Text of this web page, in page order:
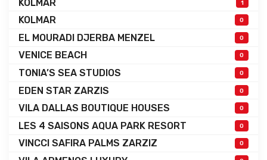
KOLMAR 1
KOLMAR 0
EL MOURADI DJERBA MENZEL 0
VENICE BEACH 0
TONIA’S SEA STUDIOS 0
EDEN STAR ZARZIS 0
VILA DALLAS BOUTIQUE HOUSES 0
LES 4 SAISONS AQUA PARK RESORT 0
VINCCI SAFIRA PALMS ZARZIZ 0